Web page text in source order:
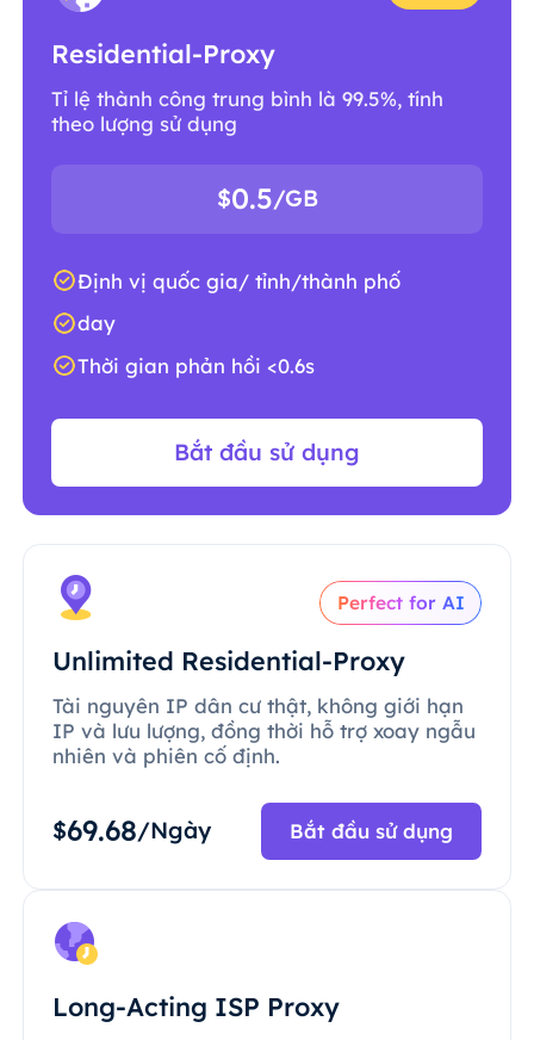
Residential-Proxy
Tỉ lệ thành công trung bình là 99.5%, tính
theo lượng sử dụng
$0.5/GB
Định vị quốc gia/ tỉnh/thành phố
day
Thời gian phản hồi <0.6s
Bắt đầu sử dụng
Perfect for AI
Unlimited Residential-Proxy
Tài nguyên IP dân cư thật, không giới hạn
IP và lưu lượng, đồng thời hỗ trợ xoay ngẫu
nhiên và phiên cố định.
$69.68/Ngày Bắt đầu sử dụng
Long-Acting ISP Proxy